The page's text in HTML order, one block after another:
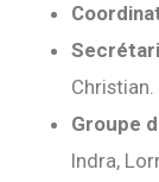
Christian.
Groupe
Indra,